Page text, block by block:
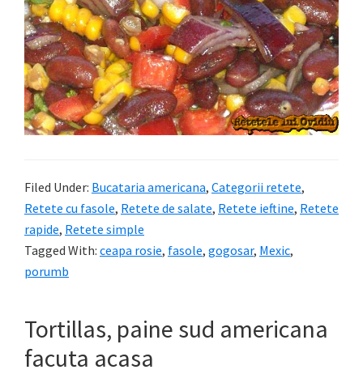
Filed Under: Bucataria americana, Categorii retete,
Retete cu fasole, Retete de salate, Retete ieftine, Retete
rapide, Retete simple
Tagged With: ceapa rosie, fasole, gogosar, Mexic,
porumb
Tortillas, paine sud americana
facuta acasa